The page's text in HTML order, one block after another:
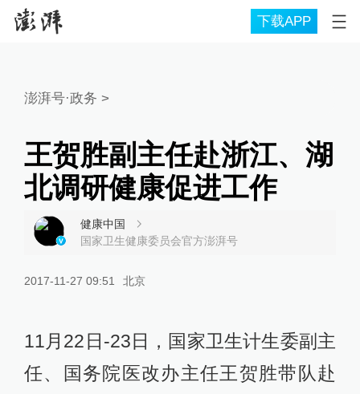
下载APP
澎湃号·政务 >
王贺胜副主任赴浙江、湖
北调研健康促进工作
健康中国
国家卫生健康委员会官方澎湃号
2017-11-27 09:51 北京
11月22日-23日，国家卫生计生委副主
任、国务院医改办主任王贺胜带队赴